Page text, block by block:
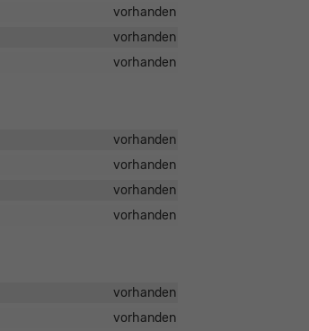
vorhanden
vorhanden
vorhanden
vorhanden
vorhanden
vorhanden
vorhanden
vorhanden
vorhanden